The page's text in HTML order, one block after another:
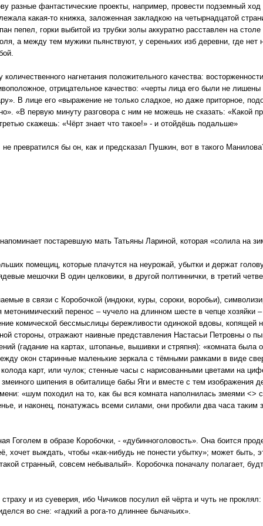
разные фантастические проекты, например, провести подземный
какая-то книжка, заложенная закладкою на четырнадцатой
пепел, горки выбитой из трубки золы аккуратно расставлен на
а между тем мужики пьянствуют, у сереньких изб деревни, где нет
нагнетания положительного качества:
отрицательное качество: «черты лица его были не лишены
В лице его «выражение не только сладкое, но даже приторное,
«В первую минуту разговора с ним не можешь не сказать: «Какой
скажешь: «Чёрт знает что такое!» - и отойдёшь подальше»
превратился бы он, как и предсказал Пушкин, вот в такого
постаревшую мать Татьяны Лариной, которая «солила на
помещиц, которые плачутся на неурожай, убытки и держат
мешочки В один целковики, в другой полтиннички, в третий
в связи с Коробочкой (индюки, куры, сороки, воробьи),
перенос – чучело на длинном шесте в чепце хозяйки
комической бессмыслицы бережливости одинокой вдовы, копящей
стороны, отражают наивные представления Настасьи Петровны о
(гадание на картах, штопанье, вышивки и стряпня): «комната была
окон старинные маленькие зеркала с тёмными рамками в виде
карт, или чулок; стенные часы с нарисованными цветами на
шипения в обиталище бабы Яги и вместе с тем изображения
«шум походил на то, как бы вся комната наполнилась змеями <>
и наконец, понатужась всеми силами, они пробили два часа таким
Гоголем в образе Коробочки, - «дубинноголовость». Она боится
хочет выждать, чтобы «как-нибудь не понести убытку»; может быть,
странный, совсем небывалый». Коробочка поначалу полагает,
и из суеверия, ибо Чичиков посулил ей чёрта и чуть не
во сне: «гадкий а рога-то длиннее бычачьих».